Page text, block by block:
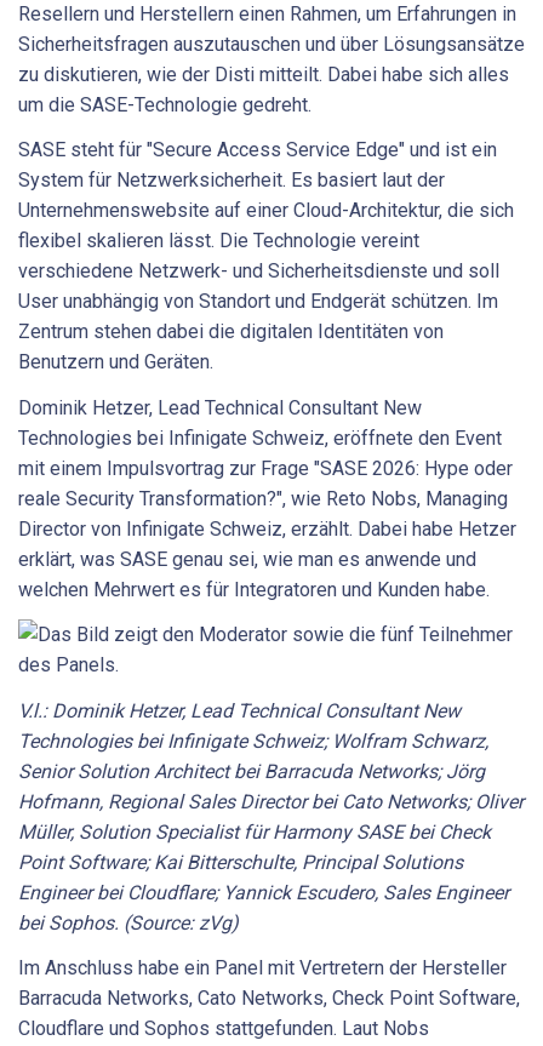
Resellern und Herstellern einen Rahmen, um Erfahrungen in
Sicherheitsfragen auszutauschen und über Lösungsansätze
zu diskutieren, wie der Disti mitteilt. Dabei habe sich alles
um die SASE-Technologie gedreht.
SASE steht für "Secure Access Service Edge" und ist ein
System für Netzwerksicherheit. Es basiert laut der
Unternehmenswebsite auf einer Cloud-Architektur, die sich
flexibel skalieren lässt. Die Technologie vereint
verschiedene Netzwerk- und Sicherheitsdienste und soll
User unabhängig von Standort und Endgerät schützen. Im
Zentrum stehen dabei die digitalen Identitäten von
Benutzern und Geräten.
Dominik Hetzer, Lead Technical Consultant New
Technologies bei Infinigate Schweiz, eröffnete den Event
mit einem Impulsvortrag zur Frage "SASE 2026: Hype oder
reale Security Transformation?", wie Reto Nobs, Managing
Director von Infinigate Schweiz, erzählt. Dabei habe Hetzer
erklärt, was SASE genau sei, wie man es anwende und
welchen Mehrwert es für Integratoren und Kunden habe.
V.l.: Dominik Hetzer, Lead Technical Consultant New
Technologies bei Infinigate Schweiz; Wolfram Schwarz,
Senior Solution Architect bei Barracuda Networks; Jörg
Hofmann, Regional Sales Director bei Cato Networks; Oliver
Müller, Solution Specialist für Harmony SASE bei Check
Point Software; Kai Bitterschulte, Principal Solutions
Engineer bei Cloudflare; Yannick Escudero, Sales Engineer
bei Sophos. (Source: zVg)
Im Anschluss habe ein Panel mit Vertretern der Hersteller
Barracuda Networks, Cato Networks, Check Point Software,
Cloudflare und Sophos stattgefunden. Laut Nobs